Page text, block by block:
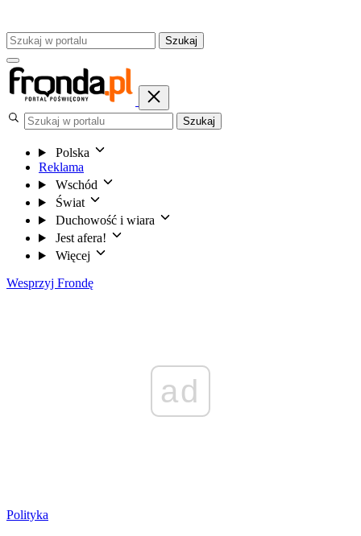
Szukaj
Szukaj
Polska
Reklama
Wschód
Świat
Duchowość i wiara
Jest afera!
Więcej
Wesprzyj Frondę
ad
Polityka